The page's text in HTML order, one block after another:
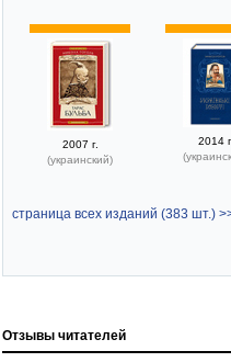
2007 г.
(украинский)
2014 г.
страница всех изданий (383 шт.)
Отзывы читателей